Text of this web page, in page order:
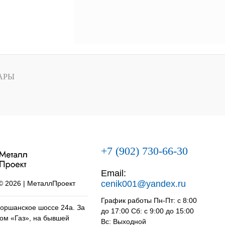
2026 | МеталлПроект
шоссе 24а. За
«Газ», на бывшей
+7 (902) 730-66-30
Email:
cenik001@yandex.ru
График работы Пн-Пт: с 8:00
до 17:00 Сб: с 9:00 до 15:00
Вс: Выходной